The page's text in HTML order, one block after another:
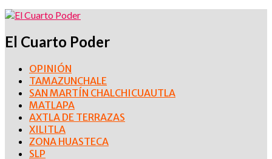
El Cuarto Poder
OPINIÓN
TAMAZUNCHALE
SAN MARTÍN CHALCHICUAUTLA
MATLAPA
AXTLA DE TERRAZAS
XILITLA
ZONA HUASTECA
SLP